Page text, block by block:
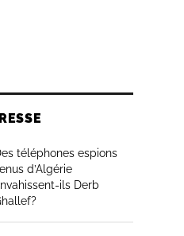
téléphones espions
d’Algérie
ils Derb